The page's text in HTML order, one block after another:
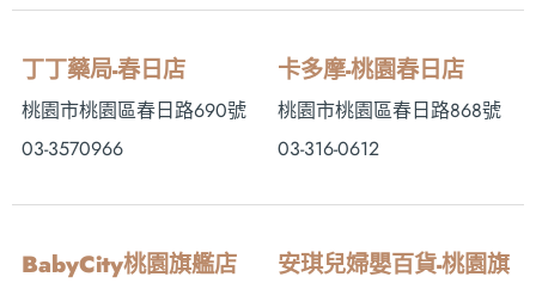
丁丁藥局-春日店
桃園市桃園區春日路690號
03-3570966
卡多摩-桃園春日店
桃園市桃園區春日路868號
03-316-0612
BabyCity桃園旗艦店
安琪兒婦嬰百貨-桃園旗